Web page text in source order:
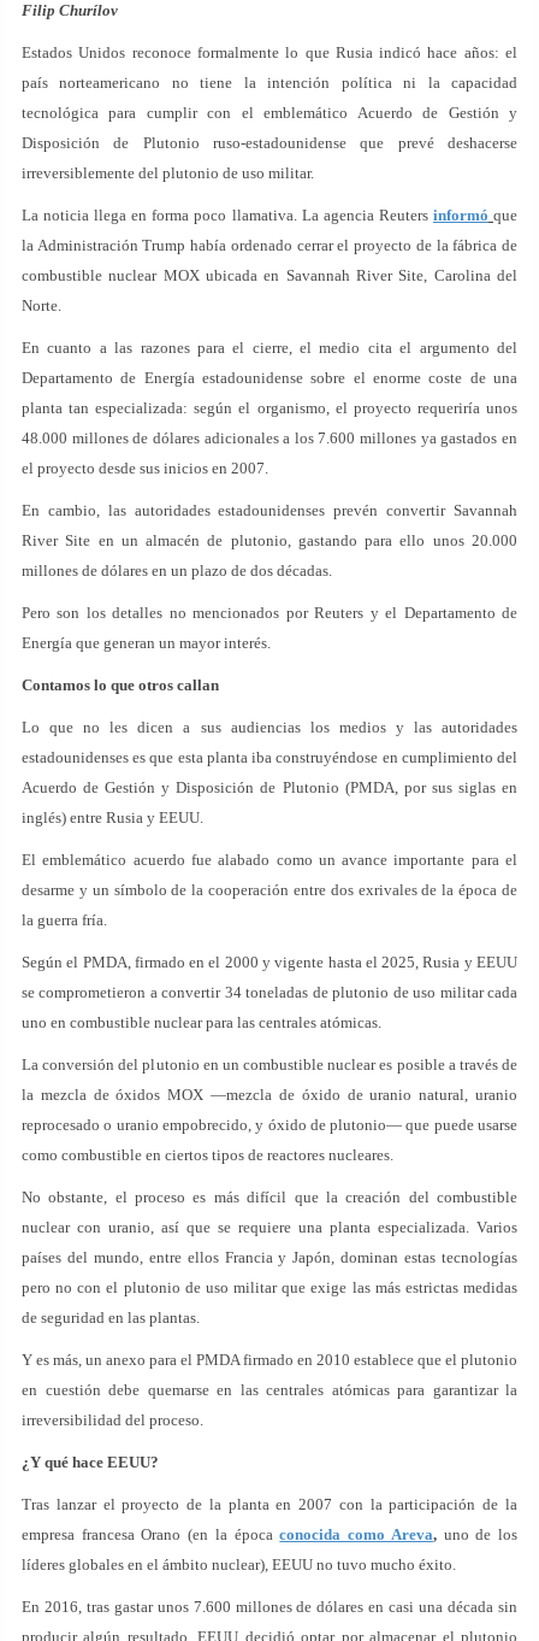
Filip Churílov
Estados Unidos reconoce formalmente lo que Rusia indicó hace años: el
país norteamericano no tiene la intención política ni la capacidad
tecnológica para cumplir con el emblemático Acuerdo de Gestión y
Disposición de Plutonio ruso-estadounidense que prevé deshacerse
irreversiblemente del plutonio de uso militar.
La noticia llega en forma poco llamativa. La agencia Reuters informó que
la Administración Trump había ordenado cerrar el proyecto de la fábrica de
combustible nuclear MOX ubicada en Savannah River Site, Carolina del
Norte.
En cuanto a las razones para el cierre, el medio cita el argumento del
Departamento de Energía estadounidense sobre el enorme coste de una
planta tan especializada: según el organismo, el proyecto requeriría unos
48.000 millones de dólares adicionales a los 7.600 millones ya gastados en
el proyecto desde sus inicios en 2007.
En cambio, las autoridades estadounidenses prevén convertir Savannah
River Site en un almacén de plutonio, gastando para ello unos 20.000
millones de dólares en un plazo de dos décadas.
Pero son los detalles no mencionados por Reuters y el Departamento de
Energía que generan un mayor interés.
Contamos lo que otros callan
Lo que no les dicen a sus audiencias los medios y las autoridades
estadounidenses es que esta planta iba construyéndose en cumplimiento del
Acuerdo de Gestión y Disposición de Plutonio (PMDA, por sus siglas en
inglés) entre Rusia y EEUU.
El emblemático acuerdo fue alabado como un avance importante para el
desarme y un símbolo de la cooperación entre dos exrivales de la época de
la guerra fría.
Según el PMDA, firmado en el 2000 y vigente hasta el 2025, Rusia y EEUU
se comprometieron a convertir 34 toneladas de plutonio de uso militar cada
uno en combustible nuclear para las centrales atómicas.
La conversión del plutonio en un combustible nuclear es posible a través de
la mezcla de óxidos MOX —mezcla de óxido de uranio natural, uranio
reprocesado o uranio empobrecido, y óxido de plutonio— que puede usarse
como combustible en ciertos tipos de reactores nucleares.
No obstante, el proceso es más difícil que la creación del combustible
nuclear con uranio, así que se requiere una planta especializada. Varios
países del mundo, entre ellos Francia y Japón, dominan estas tecnologías
pero no con el plutonio de uso militar que exige las más estrictas medidas
de seguridad en las plantas.
Y es más, un anexo para el PMDA firmado en 2010 establece que el plutonio
en cuestión debe quemarse en las centrales atómicas para garantizar la
irreversibilidad del proceso.
¿Y qué hace EEUU?
Tras lanzar el proyecto de la planta en 2007 con la participación de la
empresa francesa Orano (en la épocaconocida como Areva,uno de los
líderes globales en el ámbito nuclear), EEUU no tuvo mucho éxito.
En 2016, tras gastar unos 7.600 millones de dólares en casi una década sin
producir algún resultado, EEUU decidió optar por almacenar el plutonio